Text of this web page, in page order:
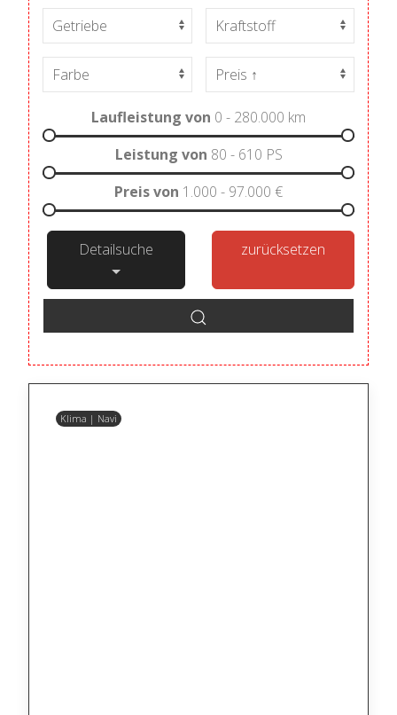
Laufleistung von 0 - 280.000 km
Leistung von 80 - 610 PS
Preis von 1.000 - 97.000 €
Detailsuche zurücksetzen
Klima | Navi